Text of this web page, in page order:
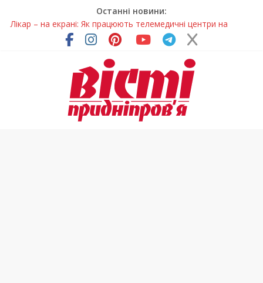
Останні новини:
Лікар – на екрані: Як працюють телемедичні центри на
Дніпропетровщині
У Дніпрі триває масштабна підготовка до опалювального
Пошуки тривають: на Дніпропетровщині досліджують місце
розташування легендарного монастиря (Фото)
Ветерани Дніпропетровщини отримують шанс на власне